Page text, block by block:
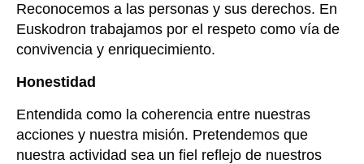
Reconocemos a las personas y sus derechos. En
Euskodron trabajamos por el respeto como vía de
convivencia y enriquecimiento.
Honestidad
Entendida como la coherencia entre nuestras
acciones y nuestra misión. Pretendemos que
nuestra actividad sea un fiel reflejo de nuestros